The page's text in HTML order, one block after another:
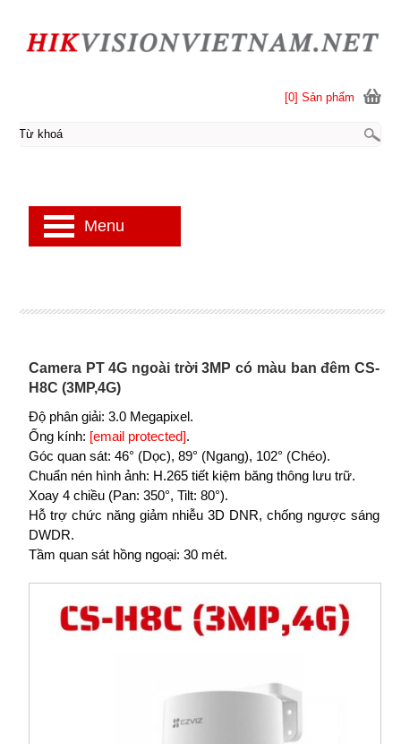
Camera PT 4G ngoài trời 3MP có màu ban đêm CS-
H8C (3MP,4G)
Độ phân giải: 3.0 Megapixel.
Ống kính: [email protected].
Góc quan sát: 46° (Dọc), 89° (Ngang), 102° (Chéo).
Chuẩn nén hình ảnh: H.265 tiết kiệm băng thông lưu trữ.
Xoay 4 chiều (Pan: 350°, Tilt: 80°).
Hỗ trợ chức năng giảm nhiễu 3D DNR, chống ngược sáng
DWDR.
Tầm quan sát hồng ngoại: 30 mét.
[0] Sản phẩm
Menu